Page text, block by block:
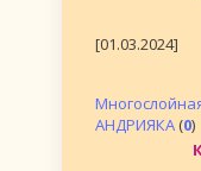
[01.03.2024]
АНДРИЯКА (0)